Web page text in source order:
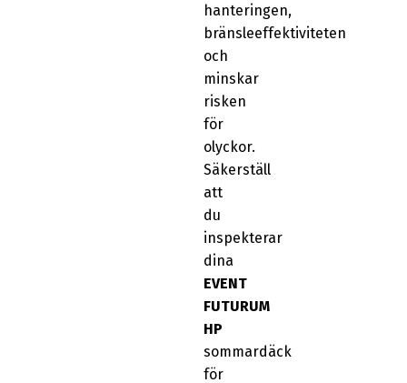
hanteringen,
bränsleeffektiviteten
och
minskar
risken
för
olyckor.
Säkerställ
att
du
inspekterar
dina
EVENT
FUTURUM
HP
sommardäck
för